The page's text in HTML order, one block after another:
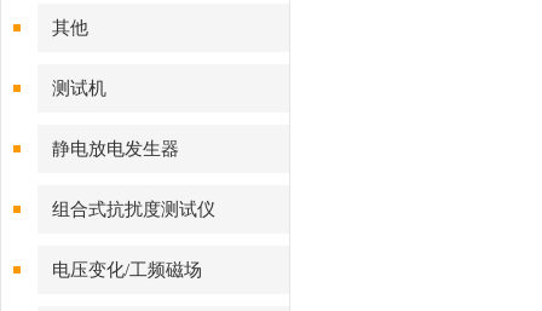
其他
测试机
静电放电发生器
组合式抗扰度测试仪
电压变化/工频磁场